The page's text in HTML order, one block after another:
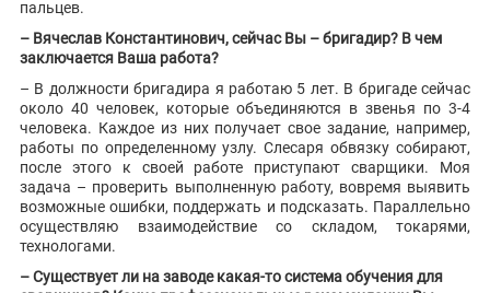
пальцев.
– Вячеслав Константинович, сейчас Вы – бригадир? В чем
заключается Ваша работа?
– В должности бригадира я работаю 5 лет. В бригаде сейчас
около 40 человек, которые объединяются в звенья по 3-4
человека. Каждое из них получает свое задание, например,
работы по определенному узлу. Слесаря обвязку собирают,
после этого к своей работе приступают сварщики. Моя
задача – проверить выполненную работу, вовремя выявить
возможные ошибки, поддержать и подсказать. Параллельно
осуществляю взаимодействие со складом, токарями,
технологами.
– Существует ли на заводе какая-то система обучения для